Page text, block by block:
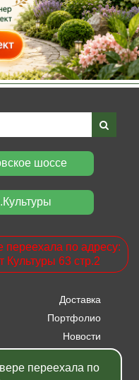
шоссе
по адресу:
Культуры 63 стр.2
Доставка
Портфолио
Новости
переехала по